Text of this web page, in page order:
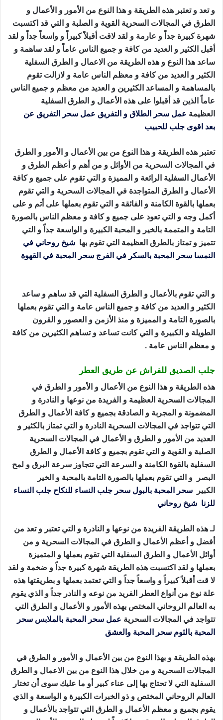
و تعد و تعتبر هذه الطريقة و هذا النوع من الأمور و الأعمال و
الطرق في المجالات السحرية القوية و الصلبة و التي قد اكتسبت
شهرة كبيرة جداً و عارمة و لقد لاقت أقبلاً كبيراً و واسعاً جداً و لقد
أقبل الكثير و العديد من كافة و جميع الناس عاماً و لقد ساهمة و
ساعد هذا النوع و هذه الطريقة من الاعمال و الطرق السفلية
الكثير و العديد من كافة و معظم الناس عامة و لازالت تقوم
بالمساهمة و المساعد الكثيرين و العديد من معظم و جميع الناس
عاماً الذين قد أقبلوا على هذه الأعمال و الطرق السفلية
العظيمة عمل سحر الطلاق و التفريق عمل سحر التفريق عن
بعد اقوى جلب للحبيب
تعتبر هذه الطريقة و هذا النوع من بين الأعمال و الأمور و الطرق
في المجالات السحرية من الأوائل و من أهم و أعظم الطرق و
الأعمال السفلية الرائعة و المميزة و التي تقوم على جميع و كافة
الأعمال و الطرق المتواجدة في المجالات السحرية و التي تقوم
بعملها بالقوة الكامنة و الفائقة و التي تقوم بعملها على أتم و على
أكمل وجه و التي تعود على جميع و كافة و معظم الناس بالصورة
التامة و المتممة بالخير و المحبة الكبيرة و الواسعة جداً و التي
تتميز و تمتاز بالطرق العظيمة التي تقوم بها شيخ روحاني في
النمسا سحر المحبة بالسكر في الفرج سحر المحبة في القهوة
و التي تقوم بالأعمال و الطرق السفلية التي قد ساهم و ساعد
الكثير و العديد من كافة و جميع الناس عامة و التي تقوم بعملها
بالصورة التامة و المميزة و منذ الأزمن و العصور و القرون
الطويلة و الكبيرة و التي كانت تساعد و تساهم الكثيرين من كافة
و معظم الناس عامة .
جلب الصديق للفراش عن طريق العطر
هذه الطريقة و هذا النوع من الأعمال و الأمور و الطرق في
المجالات السحرية العظيمة و الفريدة من نوعها و النادرة و
المضمونة و المجربة و الصادقة بجميع و كافة الأعمال و الطرق
التي تتواجد في المجالات السحرية النادرة و التي تمتاز بالكثير و
العديد من الأمور و الطرق و الأعمال في المجالات السحرية
الصلبة و القوية و التي تقوم بجميع و كافة الأعمال و الطرق
السفلية بالقوة الكامنة و السرعة التي تتجاوز سرعة البرق و لمح
البصر و التي تقوم بعملها بالصورة التامة بالمحبة و الخير
الكبير
سحر المحبة بالبول سحر جلب النساء للنكاح جلب النساء
للزنا شيخ روحاني
لـ هذه الطريقة الفريدة من نوعها و النادرة و التي تعتبر و تعد من
أفضل و أعظم الأعمال و الطرق في المجالات السحرية و من
أوائل الأعمال و الطرق السفلية التي تقوم بعملها و المتميزة
بعملها و لقد اكتسبت هذه الطريقة شهرة كبيرة جداً و ضخمة و لقد
لا قت أقبلاً كبيراً و واسعاً جداً و التي تعتمد بعملها و بطريقتها هذه
علة نوع من أنواع العطر الفريد من نوعه و النادر جداً و الذي يقوم
به العالم الروحاني المختص بهذه الأمور و الأعمال و الطرق التي
تتواجد في المجالات السحرية عمل سحر المحبة بالملابس سحر
المحبة بالثوم سحر المحبة والعشق
بهذه الطريقة و بهذا النوع من بين الأعمال و الأمور و الطرق في
المجالات السحرية و من خلال هذا النوع من بين الاعمال و الطرق
السفلية التي لا تحتاج بها إلى عناء كبير أو ما عليك سوى أن تختار
العالم الروحاني المختص و ذو الخبرات الكبيرة و الواسعة و الذي
يقوم بجميع و معظم الأعمال و الطرق التي تتواجد بالأعمال و